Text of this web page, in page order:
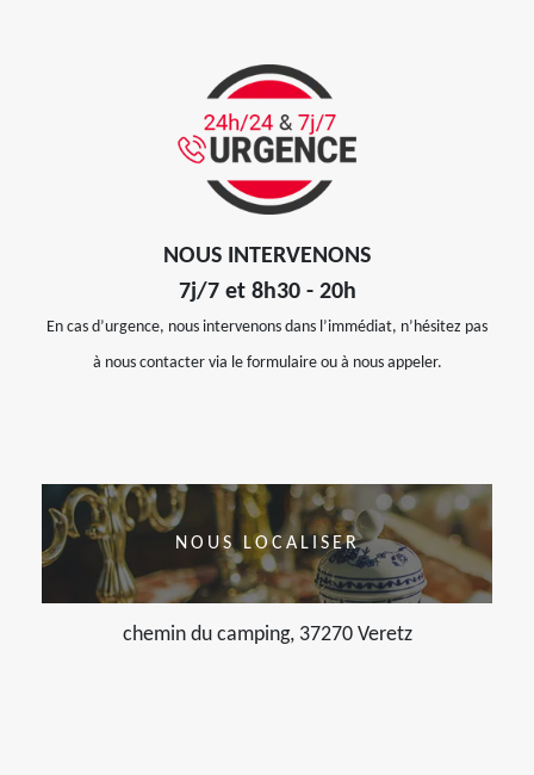
NOUS INTERVENONS
7j/7 et 8h30 - 20h
En cas d’urgence, nous intervenons dans l’immédiat, n’hésitez pas
à nous contacter via le formulaire ou à nous appeler.
NOUS LOCALISER
chemin du camping, 37270 Veretz